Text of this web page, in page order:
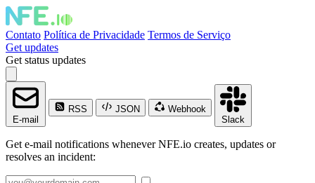
Contato Política de Privacidade Termos de Serviço
Get updates
Get status updates
E-mail
RSS JSON
Webhook
Slack
Get e-mail notifications whenever NFE.io creates, updates or
resolves an incident: